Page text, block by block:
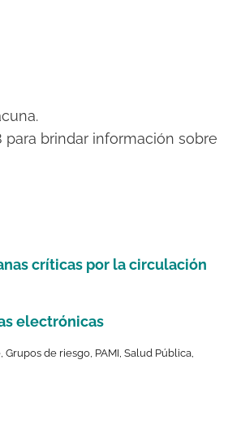
brindar información sobre
críticas por la circulación
electrónicas
Grupos de riesgo PAMI Salud Pública